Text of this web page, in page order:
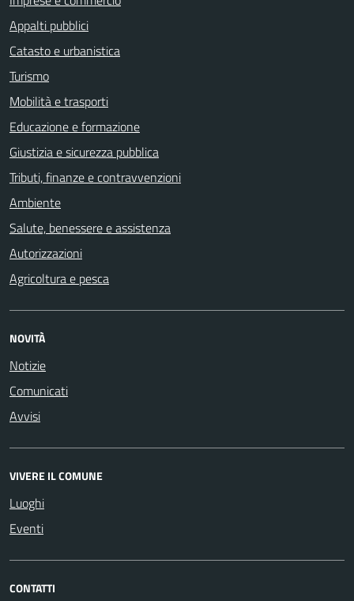
Appalti pubblici
Catasto e urbanistica
Turismo
Mobilità e trasporti
Educazione e formazione
Giustizia e sicurezza pubblica
Tributi, finanze e contravvenzioni
Ambiente
Salute, benessere e assistenza
Autorizzazioni
Agricoltura e pesca
NOVITÀ
Notizie
Comunicati
Avvisi
VIVERE IL COMUNE
Luoghi
Eventi
CONTATTI